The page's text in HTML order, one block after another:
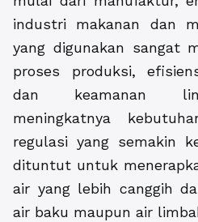
industri makanan dan
yang digunakan sangat
proses produksi,
dan keamanan
meningkatnya
regulasi yang semakin
dituntut untuk
air yang lebih canggih
air baku maupun air